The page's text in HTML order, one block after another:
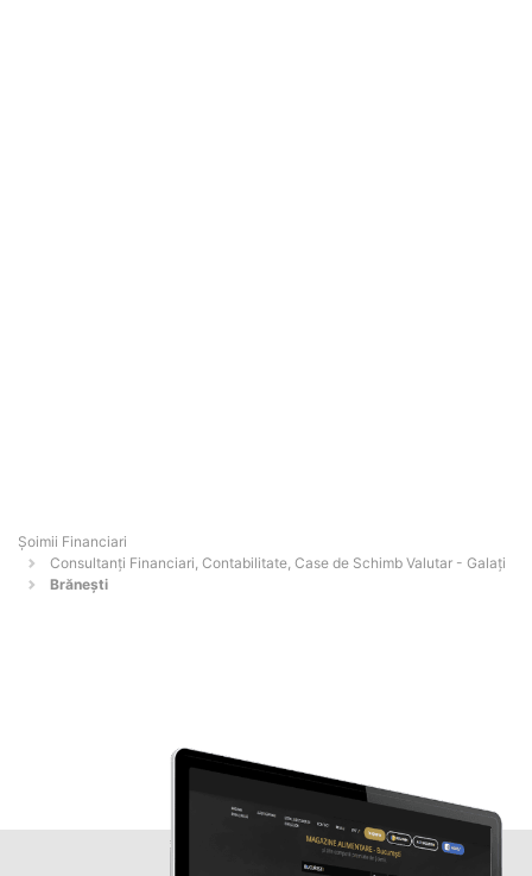
Șoimii Financiari
Consultanți Financiari, Contabilitate, Case de Schimb Valutar - Galaţi
Brănești